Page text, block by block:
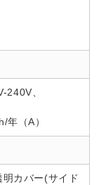
240V、
年（A）
カバー(サイド